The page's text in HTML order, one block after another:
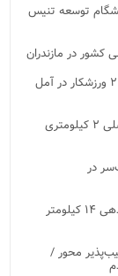
توسعه تنیس
رقابت‌های کشتی آزاد پیشکسوتان کشور با حضور ۲۳۰ ورزشکار در آمل
پایان پروژه نیمه‌تمام ۱۵ ساله پارک و تکمیل جاده اصلی ۲ کیلومتری
دشت‌سر در
چالوس آماده جهشی تازه در مسیر توسعه/ از ساماندهی ۱۴ کیلومتر
محور /